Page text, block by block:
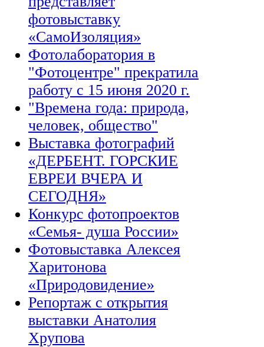
фотовыставку
«СамоИзоляция»
Фотолаборатория в
"Фотоцентре" прекратила
работу с 15 июня 2020 г.
"Времена года: природа,
человек, общество"
Выставка фотографий
«ДЕРБЕНТ. ГОРСКИЕ
ЕВРЕИ ВЧЕРА И
СЕГОДНЯ»
Конкурс фотопроектов
«Семья- душа России»
Фотовыставка Алексея
Харитонова
«Природовидение»
Репортаж с открытия
выставки Анатолия
Хрупова